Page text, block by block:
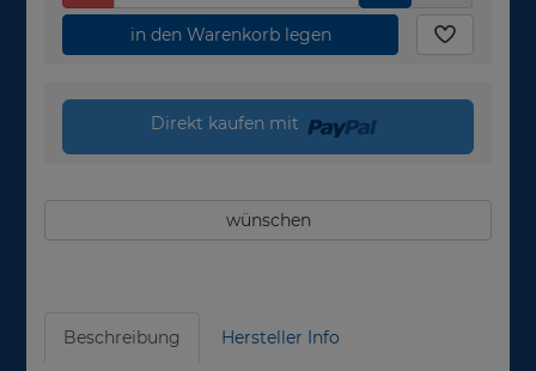
in den Warenkorb legen
Direkt kaufen mit
wünschen
Beschreibung Hersteller Info